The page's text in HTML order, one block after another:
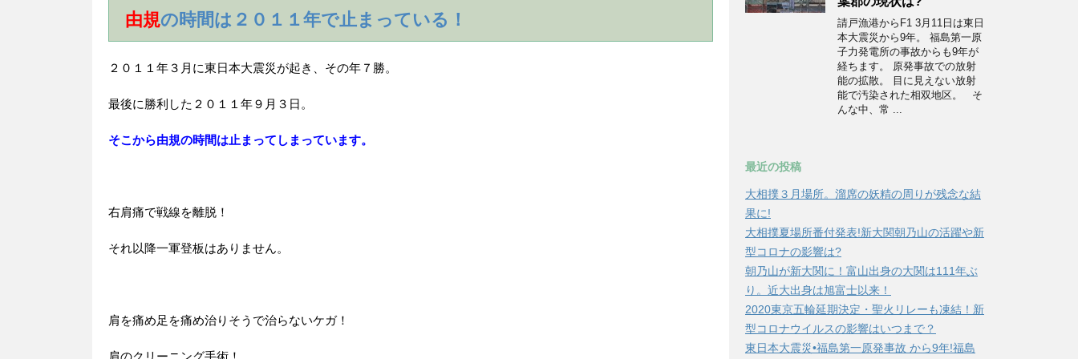
由規の時間は２０１１年で止まっている！
２０１１年３月に東日本大震災が起き、その年７勝。
最後に勝利した２０１１年９月３日。
そこから由規の時間は止まってしまっています。
右肩痛で戦線を離脱！
それ以降一軍登板はありません。
肩を痛め足を痛め治りそうで治らないケガ！
肩のクリーニング手術！
請戸漁港からF1 3月11日は東日
本大震災から9年。 福島第一原
子力発電所の事故からも9年が
経ちます。 原発事故での放射
能の拡散。 目に見えない放射
能で汚染された相双地区。 そ
んな中、常 ...
最近の投稿
大相撲３月場所。溜席の妖精の周りが残念な結
果に!
大相撲夏場所番付発表!新大関朝乃山の活躍や新
型コロナの影響は?
朝乃山が新大関に！富山出身の大関は111年ぶ
り。近大出身は旭富士以来！
2020東京五輪延期決定・聖火リレーも凍結！新
型コロナウイルスの影響はいつまで？
東日本大震災•福島第一原発事故 から9年!福島